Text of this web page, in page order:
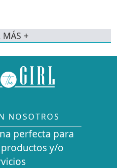
MÁS +
NOSOTROS
perfecta para
y/o